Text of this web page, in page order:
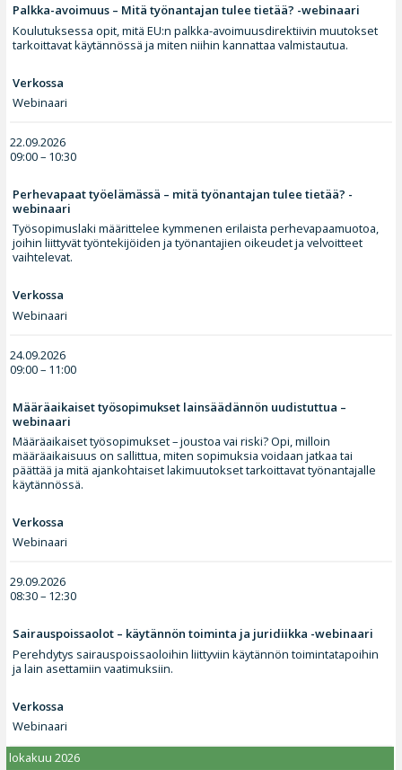
Palkka-avoimuus – Mitä työnantajan tulee tietää? -webinaari
Koulutuksessa opit, mitä EU:n palkka-avoimuusdirektiivin muutokset
tarkoittavat käytännössä ja miten niihin kannattaa valmistautua.
Verkossa
Webinaari
22.09.2026
09:00 – 10:30
Perhevapaat työelämässä – mitä työnantajan tulee tietää? -
webinaari
Työsopimuslaki määrittelee kymmenen erilaista perhevapaamuotoa,
joihin liittyvät työntekijöiden ja työnantajien oikeudet ja velvoitteet
vaihtelevat.
Verkossa
Webinaari
24.09.2026
09:00 – 11:00
Määräaikaiset työsopimukset lainsäädännön uudistuttua –
webinaari
Määräaikaiset työsopimukset – joustoa vai riski? Opi, milloin
määräaikaisuus on sallittua, miten sopimuksia voidaan jatkaa tai
päättää ja mitä ajankohtaiset lakimuutokset tarkoittavat työnantajalle
käytännössä.
Verkossa
Webinaari
29.09.2026
08:30 – 12:30
Sairauspoissaolot – käytännön toiminta ja juridiikka -webinaari
Perehdytys sairauspoissaoloihin liittyviin käytännön toimintatapoihin
ja lain asettamiin vaatimuksiin.
Verkossa
Webinaari
lokakuu 2026